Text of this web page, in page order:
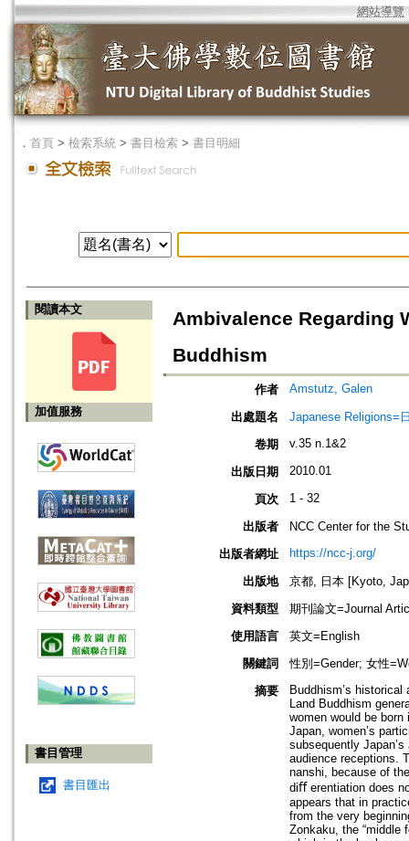
網站導覽
． 首頁 > 檢索系統 > 書目檢索 > 書目明細
閱讀本文
加值服務
書目管理
書目匯出
Ambivalence Regarding
Buddhism
作者 Amstutz, Galen
出處題名
Japanese Religions=
卷期
v.35 n.1&2
出版日期 2010.01
頁次 1 - 32
出版者
NCC Center for the
出版者網址
https://ncc-j.org/
出版地
京都, 日本 [Kyoto,
資料類型
期刊論文=Journal
使用語言
英文=English
關鍵詞
性別=Gender; 女性
摘要
Buddhism’s
Land Buddhism
women would be
Japan, women’s
subsequently
audience receptions.
nanshi, because of
diﬀ erentiation does
appears that in
from the very
Zonkaku, the “middle